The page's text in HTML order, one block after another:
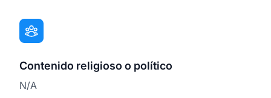
Contenido religioso o político
N/A